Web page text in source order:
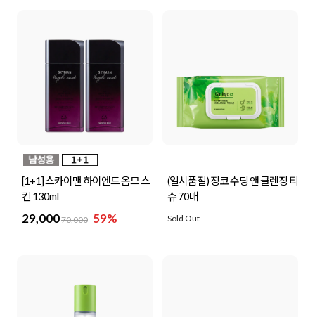
[1+1] 스카이맨 하이엔드 옴므 스
킨 130ml
29,00070,000 59%
(일시품절) 징코 수딩 앤 클렌징 티
슈 70매
Sold Out